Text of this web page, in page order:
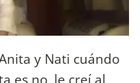
y Nati cuándo